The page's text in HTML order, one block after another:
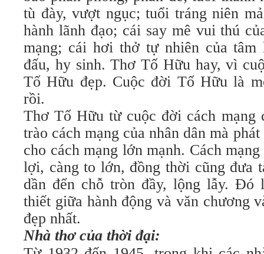
tù đày, vượt ngục; tuổi tráng niên
hành lãnh đạo; cái say mê vui thú
mạng; cái hơi thở tự nhiên của
đấu, hy sinh. Thơ Tố Hữu hay, vì
Tố Hữu đẹp. Cuộc đời Tố Hữu là
rồi.
Thơ Tố Hữu từ cuộc đời cách mạng
trào cách mạng của nhân dân mà
cho cách mạng lớn mạnh. Cách
lợi, càng to lớn, đồng thời cũng đưa
dần đến chỗ tròn đầy, lộng lẫy. Ðó
thiết giữa hành động và văn chương
đẹp nhất.
Nhà thơ của thời đại: